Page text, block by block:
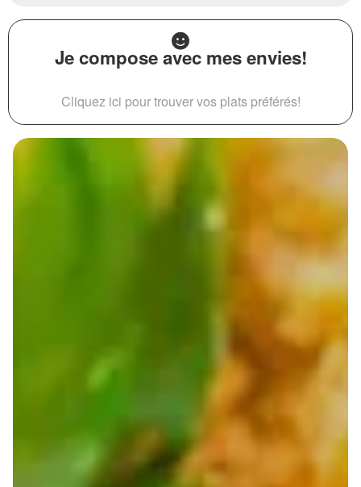
Je compose avec mes envies!
Cliquez ici pour trouver vos plats préférés!